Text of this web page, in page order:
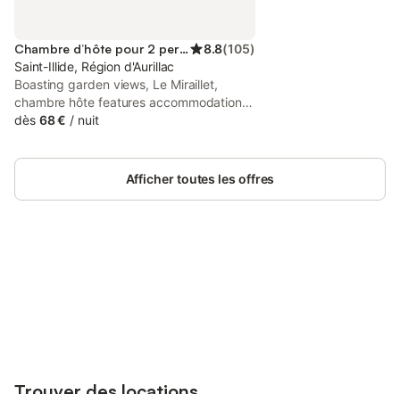
Chambre d’hôte pour 2 personnes 8.8(105)
Saint-Illide, Région d'Aurillac
Boasting garden views, Le Miraillet,
chambre hôte features accommodation
with a garden and a terrace, around 30
free WiFi and parking on-site are
accessible at the bed and breakfast free
dès 68 € / nuit
Afficher toutes les offres